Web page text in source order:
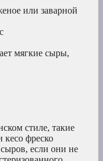
или заварной
мягкие сыры,
стиле, такие
кесо фреско
сыров, если они не